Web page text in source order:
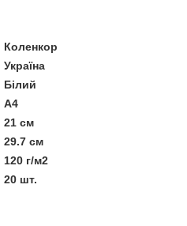
Коленкор
Україна
Білий
A4
21 см
29.7 см
120 г/м2
20 шт.